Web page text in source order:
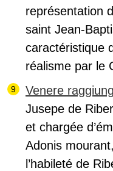
représentation
saint Jean-
caractéristique
réalisme par le
Venere
Jusepe de
et chargée
Adonis
l’habileté de